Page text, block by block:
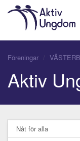
Föreningar
Aktiv
Nåt för alla